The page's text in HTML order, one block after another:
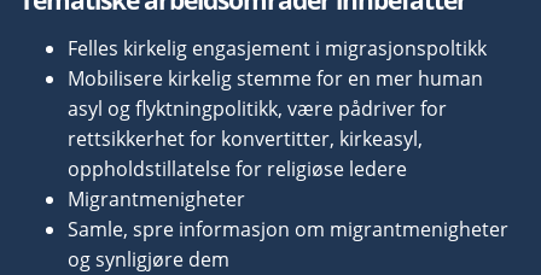
Felles kirkelig engasjement i migrasjonspoltikk
Mobilisere kirkelig stemme for en mer human
asyl og flyktningpolitikk, være pådriver for
rettsikkerhet for konvertitter, kirkeasyl,
oppholdstillatelse for religiøse ledere
Migrantmenigheter
Samle, spre informasjon om migrantmenigheter
og synligjøre dem